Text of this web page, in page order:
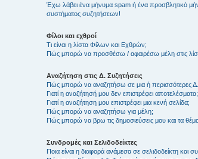
Έχω λάβει ένα μήνυμα spam ή ένα προσβλητικό
συστήματος συζητήσεων!
Φίλοι και εχθροί
Τι είναι η λίστα Φίλων και Εχθρών;
Πώς μπορώ να προσθέσω / αφαιρέσω μέλη στις
Αναζήτηση στις Δ. Συζητήσεις
Πώς μπορώ να αναζητήσω σε μια ή περισσότερες Δ.
Γιατί η αναζήτησή μου δεν επιστρέφει αποτελέσματα;
Γιατί η αναζήτηση μου επιστρέφει μια κενή σελίδα;
Πώς μπορώ να αναζητήσω για μέλη;
Πώς μπορώ να βρω τις δημοσιεύσεις μου και τα
Συνδρομές και Σελιδοδείκτες
Ποια είναι η διαφορά ανάμεσα σε σελιδοδείκτη και